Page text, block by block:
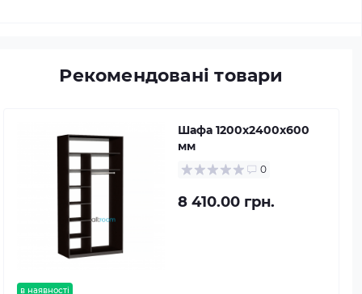
Рекомендовані товари
в наявності
Шафа 1200х2400х600
мм
0
8 410.00 грн.